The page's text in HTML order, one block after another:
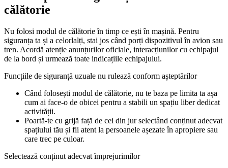
călătorie
Nu folosi modul de călătorie în timp ce ești în mașină. Pentru
siguranța ta și a celorlalți, stai jos când porți dispozitivul în avion sau
tren. Acordă atenție anunțurilor oficiale, interacțiunilor cu echipajul
de la bord și urmează toate indicațiile echipajului.
Funcțiile de siguranță uzuale nu rulează conform așteptărilor
Când folosești modul de călătorie, nu te baza pe limita ta așa
cum ai face-o de obicei pentru a stabili un spațiu liber dedicat
activității.
Poartă-te cu grijă față de cei din jur selectând conținut adecvat
spațiului tău și fii atent la persoanele așezate în apropiere sau
care trec pe culoar.
Selectează conținut adecvat împrejurimilor